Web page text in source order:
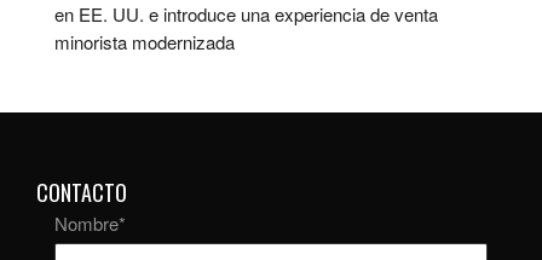
en EE. UU. e introduce una experiencia de venta
minorista modernizada
CONTACTO
Nombre*